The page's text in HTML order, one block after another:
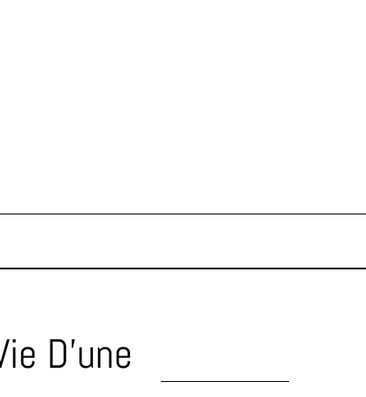
D’une